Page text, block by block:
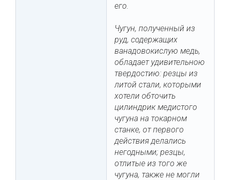
его.
Чугун, полученный из
руд, содержащих
ванадовокислую медь,
обладает удивительною
твердостию: резцы из
литой стали, которыми
хотели обточить
цилиндрик медистого
чугуна на токарном
станке, от первого
действия делались
негодными; резцы,
отлитые из того же
чугуна, также не могли